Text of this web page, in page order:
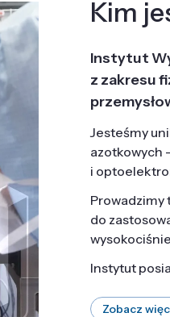
Kim
Instytut
z zakresu
Jesteśmy
azotkowych
i
Prowadzimy
do
Instytut
Zobacz